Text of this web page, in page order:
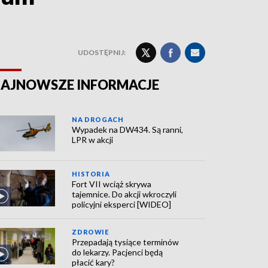
UDOSTĘPNIJ:
INFORMACJE
NA DROGACH
Wypadek na DW434. Są ranni,
LPR w akcji
HISTORIA
Fort VII wciąż skrywa
tajemnice. Do akcji wkroczyli
policyjni eksperci [WIDEO]
ZDROWIE
Przepadają tysiące terminów
do lekarzy. Pacjenci będą
płacić kary?